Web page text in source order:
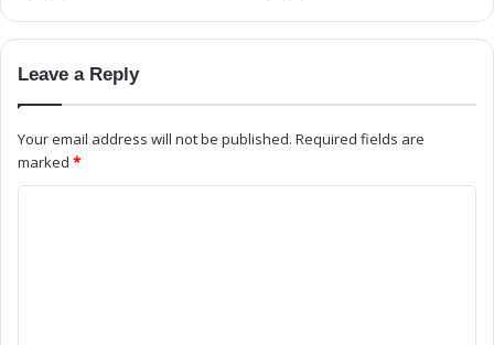
Leave a Reply
Your email address will not be published. Required fields are
marked *